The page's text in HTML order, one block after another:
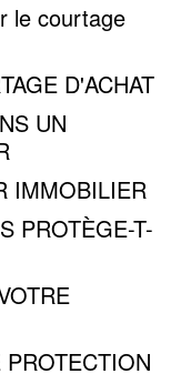
le courtage
D'ACHAT
UN
IMMOBILIER
PROTÈGE-T-